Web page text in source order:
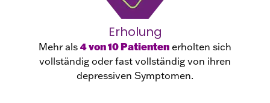
Erholung
Mehr als 4 von 10 Patienten erholten sich
vollständig oder fast vollständig von ihren
depressiven Symptomen.